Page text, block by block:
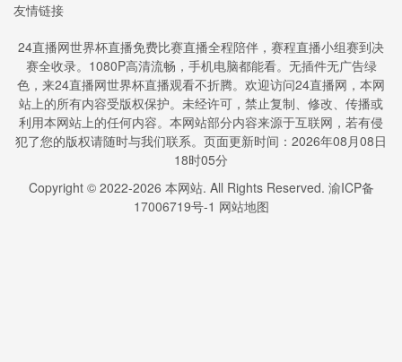
友情链接
24直播网世界杯直播免费比赛直播全程陪伴，赛程直播小组赛到决
赛全收录。1080P高清流畅，手机电脑都能看。无插件无广告绿
色，来24直播网世界杯直播观看不折腾。欢迎访问24直播网，本网
站上的所有内容受版权保护。未经许可，禁止复制、修改、传播或
利用本网站上的任何内容。本网站部分内容来源于互联网，若有侵
犯了您的版权请随时与我们联系。页面更新时间：2026年08月08日
18时05分
Copyright © 2022-2026 本网站. All Rights Reserved. 渝ICP备
17006719号-1 网站地图